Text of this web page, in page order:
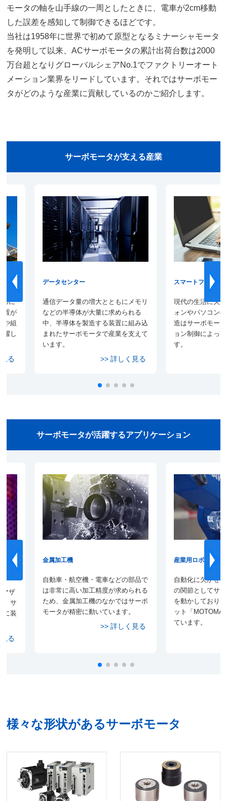
モータの軸を山手線の一周としたときに、電車が2cm移動
した誤差を感知して制御できるほどです。
当社は1958年に世界で初めて原型となるミナーシャモータ
を発明して以来、ACサーボモータの累計出荷台数は2000
万台超となりグローバルシェアNo.1でファクトリーオート
メーション業界をリードしています。それではサーボモー
タがどのような産業に貢献しているのかご紹介します。
サーボモータが支える産業
めに
置が
や組
躍し
データセンター
通信データ量の増大とともにメモリ
などの半導体が大量に求められる
中、半導体を製造する装置に組み込
まれたサーボモータで産業を支えて
います。
スマートフォン／
現代の生活に欠
ォンやパソコン
造はサーボモー
ョン制御によっ
す。
サーボモータが活躍するアプリケーション
イ）
マザ
、サ
に装
金属加工機
自動車・航空機・電車などの部品で
は非常に高い加工精度が求められる
ため、金属加工機のなかではサーボ
モータが精密に動いています。
産業用ロボット
自動化に欠かせ
の関節としてサ
を動かしており
ット「
ています。
様々な形状があるサーボモータ